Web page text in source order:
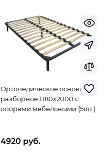
Ортопедическое основание
разборное 1180х2000 с
опорами мебельными (5шт.)
4920 руб.